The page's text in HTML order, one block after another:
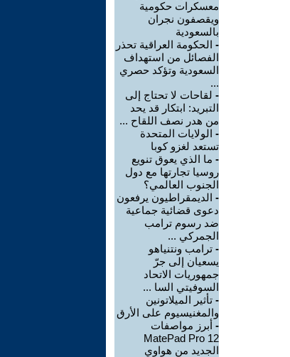
معسكرات حكومية
ويقصفون نجران
بالسعودية
- الحكومة العراقية تحذر
الفصائل من استهداف
السعودية وتؤكد حصري
...
- لقاحات لا تحتاج إلى
التبريد: ابتكار قد يحد
من هدر نصف اللقاح ...
- الولايات المتحدة
تستعد لغزو كوبا
- ما الذي يعوق تنويع
روسيا تجارتها مع دول
الجنوب العالمي؟
- الديمقراطيون يرفعون
دعوى قضائية جماعية
ضد رسوم ترامب
الجمركي ...
- ترامب ونتنياهو
يسعيان إلى جرّ
جمهوريات الاتحاد
السوفيتي السا ...
- تأثير الميلاتونين
والمغنيسيوم على الأرق
- أبرز مواصفات
MatePad Pro 12
الجديد من هواوي